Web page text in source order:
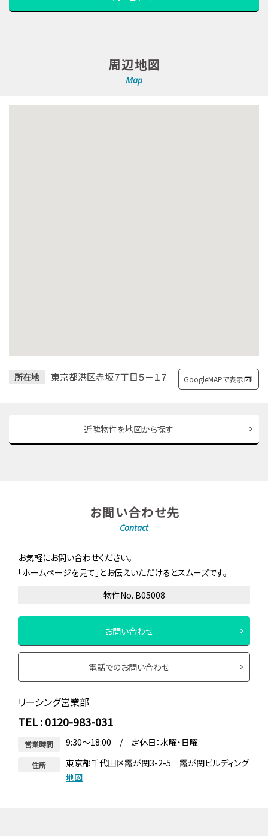
周辺地図
Map
所在地 東京都港区赤坂７丁目５－１７ GoogleMAPで表示
近隣物件を地図から探す
お問い合わせ先
Contact
お気軽にお問い合わせください。
「ホームページを見て」とお伝えいただけるとスムーズです。
物件No. B05008
お問い合わせ
電話でのお問い合わせ
リーシング営業部
TEL : 0120-983-031
営業時間 9:30～18:00 / 定休日：水曜・日曜
住所
東京都千代田区霞が関3-2-5 霞が関ビルディング
地図